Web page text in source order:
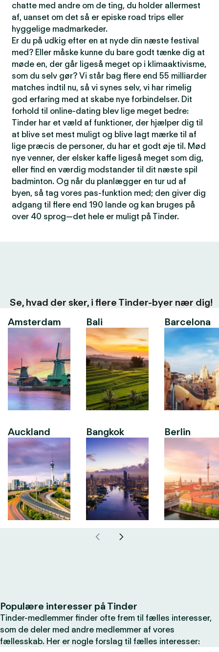
chatte med andre om de ting, du holder allermest
af, uanset om det så er episke road trips eller
hyggelige madmarkeder.
Er du på udkig efter en at nyde din næste festival
med? Eller måske kunne du bare godt tænke dig at
møde en, der går ligeså meget op i klimaaktivisme,
som du selv gør? Vi står bag flere end 55 milliarder
matches indtil nu, så vi synes selv, vi har rimelig
god erfaring med at skabe nye forbindelser. Dit
forhold til online-dating blev lige meget bedre:
Tinder har et væld af funktioner, der hjælper dig til
at blive set mest muligt og blive lagt mærke til af
lige præcis de personer, du har et godt øje til. Mød
nye venner, der elsker kaffe ligeså meget som dig,
eller find en værdig modstander til dit næste spil
badminton. Og når du planlægger en tur ud af
byen, så tag vores pas-funktion med; den giver dig
adgang til flere end 190 lande og kan bruges på
over 40 sprog—det hele er muligt på Tinder.
Se, hvad der sker, i flere Tinder-byer nær dig!
Amsterdam
Auckland
Bali
Bangkok
Barcelona
Berlin
Populære interesser på Tinder
Tinder-medlemmer finder ofte frem til fælles interesser,
som de deler med andre medlemmer af vores
fællesskab. Her er nogle forslag til fælles interesser: